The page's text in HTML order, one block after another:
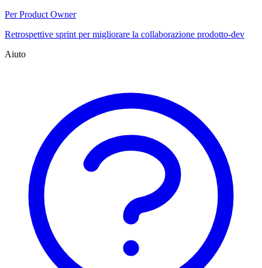
Per Product Owner
Retrospettive sprint per migliorare la collaborazione prodotto-dev
Aiuto